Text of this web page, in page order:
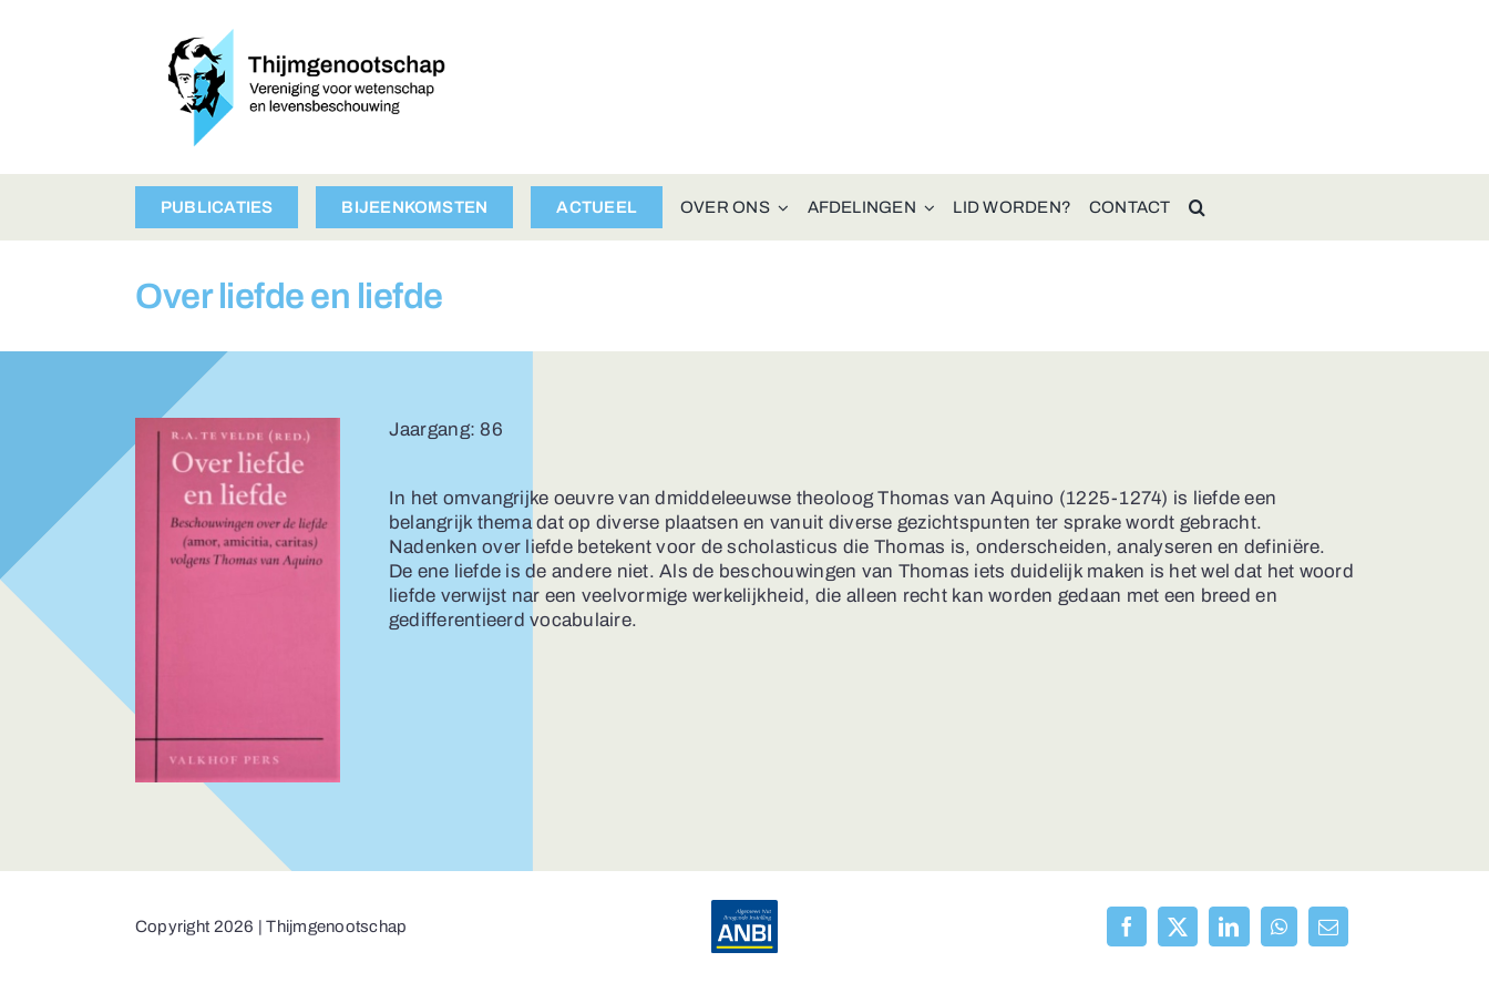
PUBLICATIES BIJEENKOMSTEN ACTUEEL OVER ONS AFDELINGEN LID WORDEN? CONTACT
Over liefde en liefde
Jaargang: 86
In het omvangrijke oeuvre van dmiddeleeuwse theoloog Thomas van Aquino (1225-1274) is liefde een
belangrijk thema dat op diverse plaatsen en vanuit diverse gezichtspunten ter sprake wordt gebracht.
Nadenken over liefde betekent voor de scholasticus die Thomas is, onderscheiden, analyseren en definiëre.
De ene liefde is de andere niet. Als de beschouwingen van Thomas iets duidelijk maken is het wel dat het woord
liefde verwijst nar een veelvormige werkelijkheid, die alleen recht kan worden gedaan met een breed en
gedifferentieerd vocabulaire.
Copyright 2026 | Thijmgenootschap